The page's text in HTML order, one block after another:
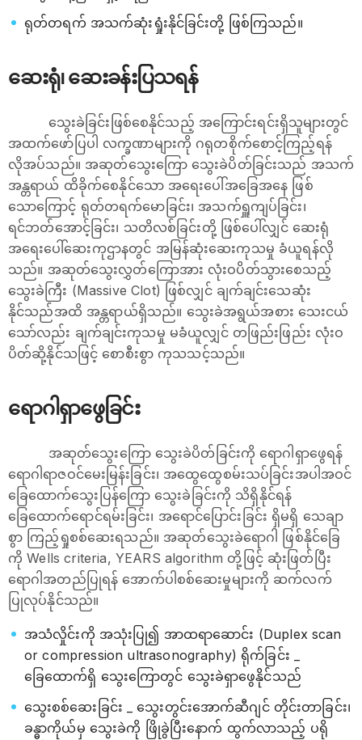
ရုတ်တရက် အသက်ဆုံးရှုံးနိုင်ခြင်းတို့ ဖြစ်ကြသည်။
ဆေးရုံ၊ ‌ဆေးခန်းပြသရန်
သွေးခဲခြင်းဖြစ်စေနိုင်သည့် အကြောင်းရင်းရှိသူများတွင်
အထက်ဖော်ပြပါ လက္ခဏာများကို ဂရုတစိုက်စောင့်ကြည့်ရန်
လိုအပ်သည်။ အဆုတ်သွေးကြော သွေးခဲပိတ်ခြင်းသည် အသက်
အန္တရာယ် ထိခိုက်စေနိုင်သော အရေးပေါ်အခြေအနေ ဖြစ်
သောကြောင့် ရုတ်တရက်မောခြင်း၊ အသက်ရှူကျပ်ခြင်း၊
ရင်ဘတ်အောင့်ခြင်း၊ သတိလစ်ခြင်းတို့ ဖြစ်ပေါ်လျှင် ဆေးရုံ
အရေးပေါ်ဆေးကုဌာနတွင် အမြန်ဆုံးဆေးကုသမှု ခံယူရန်လို
သည်။ အဆုတ်သွေးလွှတ်ကြောအား လုံးဝပိတ်သွားစေသည့်
သွေးခဲကြီး (Massive Clot) ဖြစ်လျှင် ချက်ချင်းသေဆုံး
နိုင်သည်အထိ အန္တရာယ်ရှိသည်။ သွေးခဲအရွယ်အစား သေးငယ်
သော်လည်း ချက်ချင်းကုသမှု မခံယူလျှင် တဖြည်းဖြည်း လုံးဝ
ပိတ်ဆို့နိုင်သဖြင့် စောစီးစွာ ကုသသင့်သည်။
ရောဂါရှာဖွေခြင်း
အဆုတ်သွေးကြော သွေးခဲပိတ်ခြင်းကို ရောဂါရှာဖွေရန်
ရောဂါရာဇဝင်မေးမြန်းခြင်း၊ အထွေထွေစမ်းသပ်ခြင်းအပါအဝင်
ခြေထောက်သွေးပြန်ကြော သွေးခဲခြင်းကို သိရှိနိုင်ရန်
ခြေထောက်ရောင်ရမ်းခြင်း၊ အရောင်ပြောင်းခြင်း ရှိမရှိ သေချာ
စွာ ကြည့်ရှုစစ်ဆေးရသည်။ အဆုတ်သွေးခဲရောဂါ ဖြစ်နိုင်ခြေ
ကို Wells criteria, YEARS algorithm တို့ဖြင့် ဆုံးဖြတ်ပြီး
ရောဂါအတည်ပြုရန် အောက်ပါစစ်ဆေးမှုများကို ဆက်လက်
ပြုလုပ်နိုင်သည်။
အသံလှိုင်းကို အသုံးပြု၍ အာထရာဆောင်း (Duplex scan
or compression ultrasonography) ရိုက်ခြင်း _
ခြေထောက်ရှိ သွေးကြောတွင် သွေးခဲရှာဖွေနိုင်သည်
သွေးစစ်ဆေးခြင်း _ သွေးတွင်းအောက်ဆီဂျင် တိုင်းတာခြင်း၊
ခန္ဓာကိုယ်မှ သွေးခဲကို ဖြိုခွဲပြီးနောက် ထွက်လာသည့် ပရို